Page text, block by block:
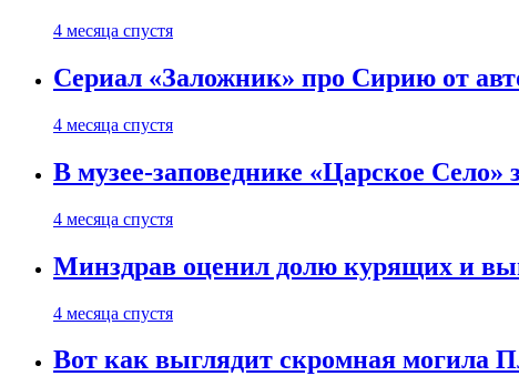
4 месяца спустя
Сериал «Заложник» про Сирию от
4 месяца спустя
В музее-заповеднике «Царское Село»
4 месяца спустя
Минздрав оценил долю курящих и
4 месяца спустя
Вот как выглядит скромная могила